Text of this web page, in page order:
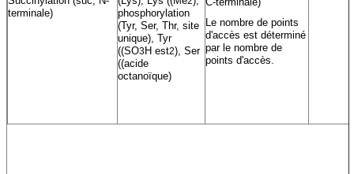
terminale)
phosphorylation
(Tyr, Ser, Thr, site
unique), Tyr
((SO3H est2), Ser
((acide
octanoïque)
Le nombre de points
d'accès est déterminé
par le nombre de
points d'accès.